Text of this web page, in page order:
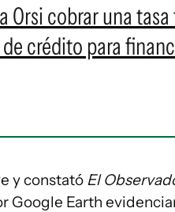
Orsi cobrar una
crédito para
y constató El
Google Earth